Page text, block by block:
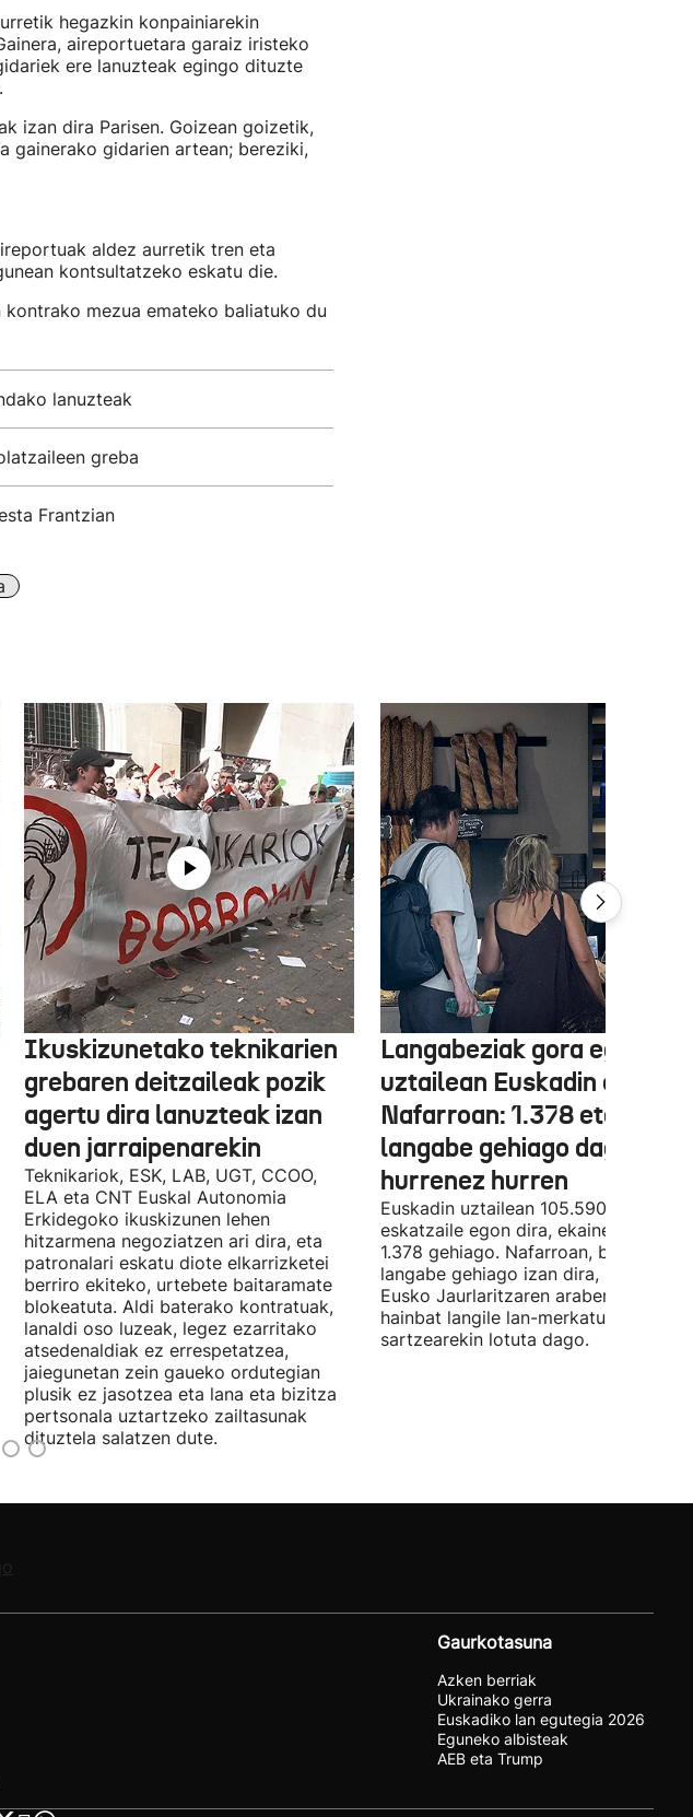
hegazkin konpainiarekin
aireportuetara garaiz iristeko
ere lanuzteak egingo dituzte
izan dira Parisen. Goizean goizetik,
gainerako gidarien artean; bereziki,
aldez aurretik tren eta
kontsultatzeko eskatu die.
mezua emateko baliatuko du
lanuzteak
greba
Frantzian
Ikuskizunetako teknikarien
grebaren deitzaileak pozik
agertu dira lanuzteak izan
duen jarraipenarekin
Teknikariok, ESK, LAB, UGT, CCOO,
ELA eta CNT Euskal Autonomia
Erkidegoko ikuskizunen lehen
hitzarmena negoziatzen ari dira, eta
patronalari eskatu diote elkarrizketei
berriro ekiteko, urtebete baitaramate
blokeatuta. Aldi baterako kontratuak,
lanaldi oso luzeak, legez ezarritako
atsedenaldiak ez errespetatzea,
jaiegunetan zein gaueko ordutegian
plusik ez jasotzea eta lana eta bizitza
pertsonala uztartzeko zailtasunak
dituztela salatzen dute.
Langabeziak gora egin du
uztailean Euskadin eta
Nafarroan: 1.378 eta 534
langabe gehiago dago,
hurrenez hurren
Euskadin uztailean 105.590 enplegu-
eskatzaile egon dira, ekainean baino
1.378 gehiago. Nafarroan, berriz, 534
langabe gehiago izan dira, 28.843.
Eusko Jaurlaritzaren arabera, datu
hainbat langile lan-merkatuan
sartzearekin lotuta dago.
Gaurkotasuna
Azken berriak
Ukrainako gerra
Euskadiko lan egutegia 2026
Eguneko albisteak
AEB eta Trump